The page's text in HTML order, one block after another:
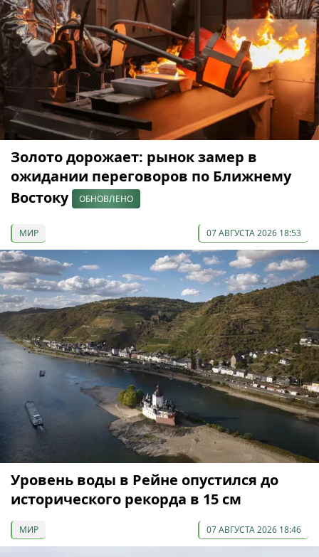
Золото дорожает: рынок замер в
ожидании переговоров по Ближнему
Востоку
ОБНОВЛЕНО
МИР 07 АВГУСТА 2026 18:53
Уровень воды в Рейне опустился до
исторического рекорда в 15 см
МИР 07 АВГУСТА 2026 18:46